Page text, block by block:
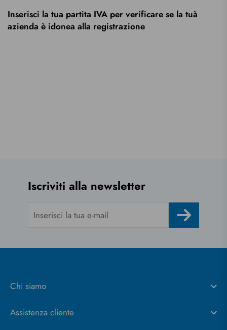
La nazione visualizzata è la stessa che è stata inserita per registrare la
Inserisci la tua partita IVA per verificare se la tuà
azienda è idonea alla registrazione
Iscriviti alla newsletter
Chi siamo
Assistenza cliente